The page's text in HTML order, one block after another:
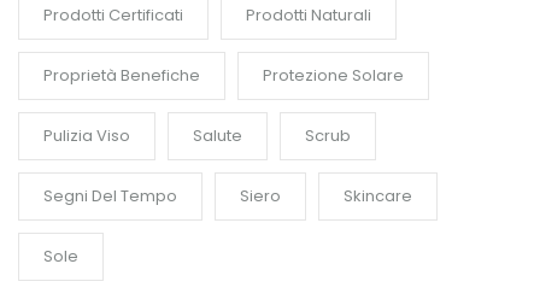
Prodotti Certificati Prodotti Naturali
Proprietà Benefiche Protezione Solare
Pulizia Viso Salute Scrub
Segni Del Tempo Siero Skincare
Sole